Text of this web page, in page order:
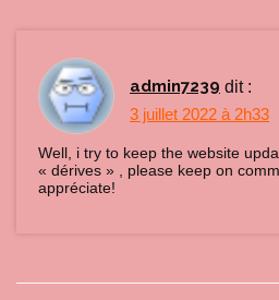
admin7239 dit :
3 juillet 2022 à 2h33
Well, i try to keep the website
« dérives » , please keep on
appréciate!